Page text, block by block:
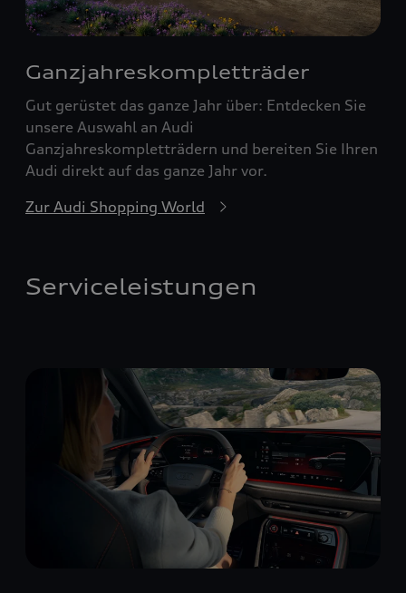
Ganzjahreskompletträder
Gut gerüstet das ganze Jahr über: Entdecken Sie
unsere Auswahl an Audi
Ganzjahreskompletträdern und bereiten Sie Ihren
Audi direkt auf das ganze Jahr vor.
Zur Audi Shopping World
Serviceleistungen